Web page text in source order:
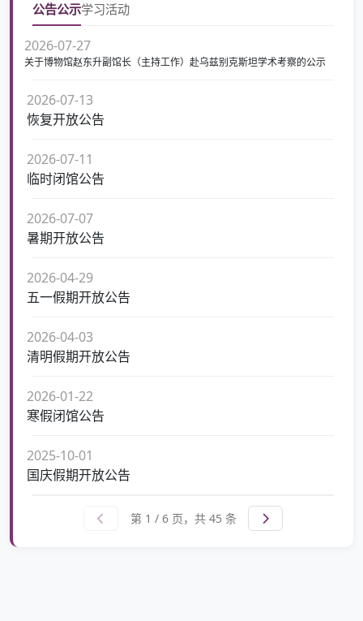
公告公示学习活动
2026-07-27
关于博物馆赵东升副馆长（主持工作）赴乌兹别克斯坦学术考察的公示
2026-07-13
恢复开放公告
2026-07-11
临时闭馆公告
2026-07-07
暑期开放公告
2026-04-29
五一假期开放公告
2026-04-03
清明假期开放公告
2026-01-22
寒假闭馆公告
2025-10-01
国庆假期开放公告
第 1 / 6 页，共 45 条